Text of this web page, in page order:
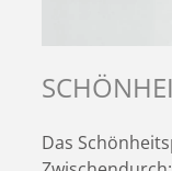
Das